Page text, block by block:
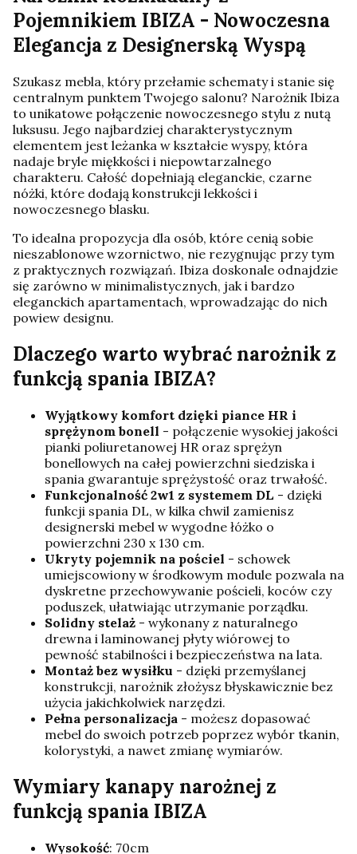
Pojemnikiem IBIZA - Nowoczesna
Elegancja z Designerską Wyspą
Szukasz mebla, który przełamie schematy i stanie się
centralnym punktem Twojego salonu? Narożnik Ibiza
to unikatowe połączenie nowoczesnego stylu z nutą
luksusu. Jego najbardziej charakterystycznym
elementem jest leżanka w kształcie wyspy, która
nadaje bryle miękkości i niepowtarzalnego
charakteru. Całość dopełniają eleganckie, czarne
nóżki, które dodają konstrukcji lekkości i
nowoczesnego blasku.
To idealna propozycja dla osób, które cenią sobie
nieszablonowe wzornictwo, nie rezygnując przy tym
z praktycznych rozwiązań. Ibiza doskonale odnajdzie
się zarówno w minimalistycznych, jak i bardzo
eleganckich apartamentach, wprowadzając do nich
powiew designu.
Dlaczego warto wybrać narożnik z
funkcją spania IBIZA?
Wyjątkowy komfort dzięki piance HR i
sprężynom bonell - połączenie wysokiej jakości
pianki poliuretanowej HR oraz sprężyn
bonellowych na całej powierzchni siedziska i
spania gwarantuje sprężystość oraz trwałość.
Funkcjonalność 2w1 z systemem DL - dzięki
funkcji spania DL, w kilka chwil zamienisz
designerski mebel w wygodne łóżko o
powierzchni 230 x 130 cm.
Ukryty pojemnik na pościel - schowek
umiejscowiony w środkowym module pozwala na
dyskretne przechowywanie pościeli, koców czy
poduszek, ułatwiając utrzymanie porządku.
Solidny stelaż - wykonany z naturalnego
drewna i laminowanej płyty wiórowej to
pewność stabilności i bezpieczeństwa na lata.
Montaż bez wysiłku - dzięki przemyślanej
konstrukcji, narożnik złożysz błyskawicznie bez
użycia jakichkolwiek narzędzi.
Pełna personalizacja - możesz dopasować
mebel do swoich potrzeb poprzez wybór tkanin,
kolorystyki, a nawet zmianę wymiarów.
Wymiary kanapy narożnej z
funkcją spania IBIZA
Wysokość: 70cm